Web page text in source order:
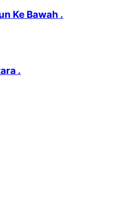
Ke Bawah .
.